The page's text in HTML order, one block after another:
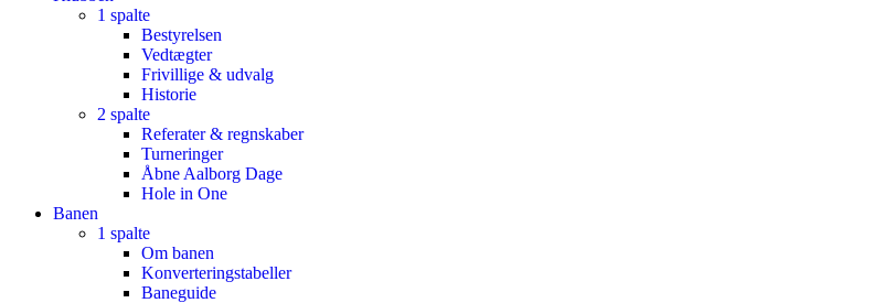
1 spalte
Bestyrelsen
Vedtægter
Frivillige & udvalg
Historie
2 spalte
Referater & regnskaber
Turneringer
Åbne Aalborg Dage
Hole in One
Banen
1 spalte
Om banen
Konverteringstabeller
Baneguide